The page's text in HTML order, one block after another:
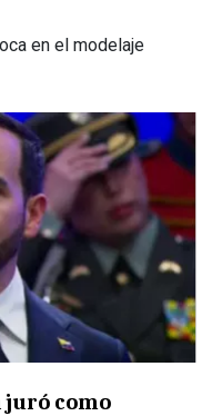
en el modelaje
juró como